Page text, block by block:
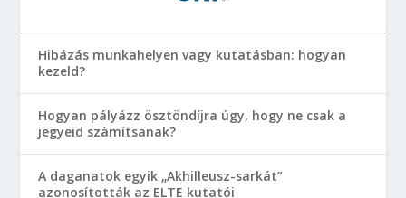
Hibázás munkahelyen vagy kutatásban: hogyan
kezeld?
Hogyan pályázz ösztöndíjra úgy, hogy ne csak a
jegyeid számítsanak?
A daganatok egyik „Akhilleusz-sarkát”
azonosították az ELTE kutatói